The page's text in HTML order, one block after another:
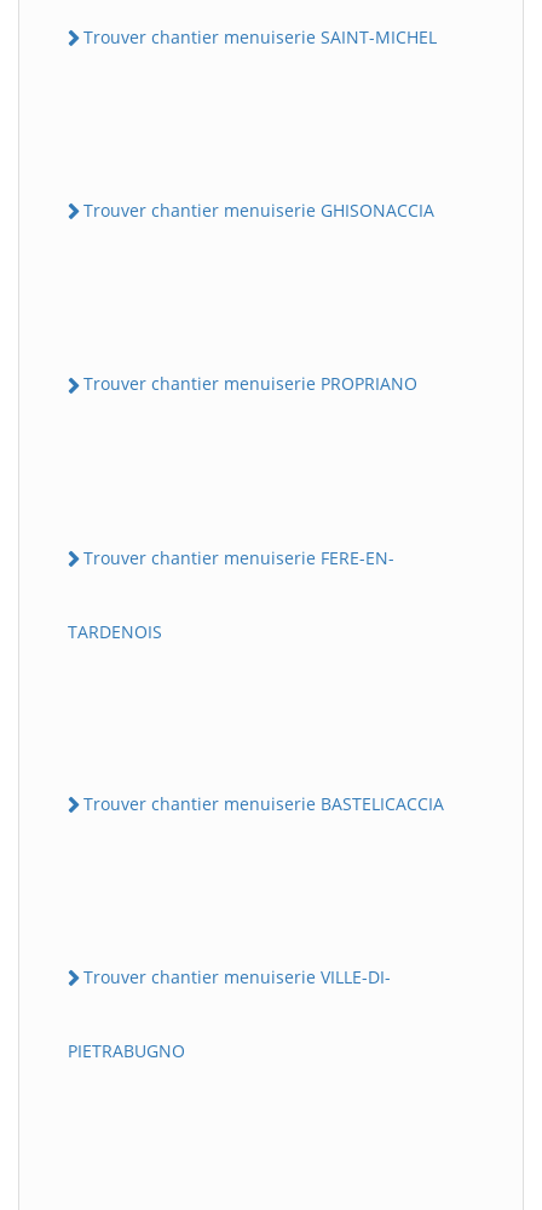
Trouver chantier menuiserie SAINT-MICHEL
Trouver chantier menuiserie GHISONACCIA
Trouver chantier menuiserie PROPRIANO
Trouver chantier menuiserie FERE-EN-
TARDENOIS
Trouver chantier menuiserie BASTELICACCIA
Trouver chantier menuiserie VILLE-DI-
PIETRABUGNO